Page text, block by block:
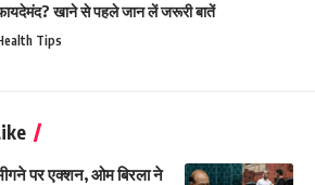
खाने से पहले जान लें जरूरी बातें
Tips
पर एक्शन, ओम बिरला ने